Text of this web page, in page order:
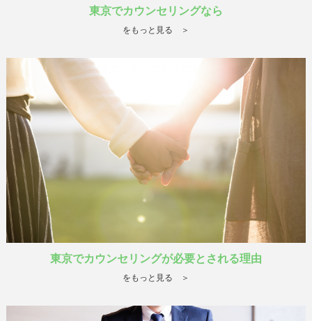
東京でカウンセリングなら
をもっと見る ＞
東京でカウンセリングが必要とされる理由
をもっと見る ＞